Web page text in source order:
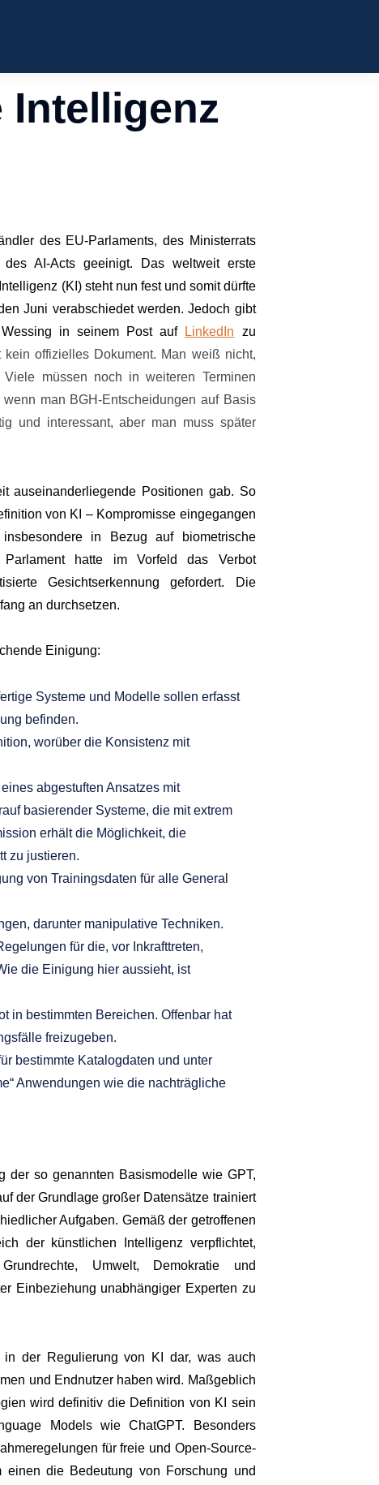
Intelligenz
des EU-Parlaments, des Ministerrats
AI-Acts geeinigt. Das weltweit erste
(KI) steht nun fest und somit dürfte
Juni verabschiedet werden. Jedoch gibt
in seinem Post auf
LinkedIn zu
offizielles Dokument. Man weiß nicht,
müssen noch in weiteren Terminen
man BGH-Entscheidungen auf Basis
und interessant, aber man muss später
auseinanderliegende Positionen gab. So
von KI – Kompromisse eingegangen
in Bezug auf biometrische
hatte im Vorfeld das Verbot
Gesichtserkennung gefordert. Die
an durchsetzen.
Einigung:
Systeme und Modelle sollen erfasst
befinden.
worüber die Konsistenz mit
abgestuften Ansatzes mit
basierender Systeme, die mit extrem
erhält die Möglichkeit, die
zu justieren.
von Trainingsdaten für alle General
darunter manipulative Techniken.
für die, vor Inkrafttreten,
die Einigung hier aussieht, ist
in bestimmten Bereichen. Offenbar hat
freizugeben.
bestimmte Katalogdaten und unter
Anwendungen wie die nachträgliche
der so genannten Basismodelle wie GPT,
der Grundlage großer Datensätze trainiert
Aufgaben. Gemäß der getroffenen
der künstlichen Intelligenz verpflichtet,
Umwelt, Demokratie und
Einbeziehung unabhängiger Experten zu
in der Regulierung von KI dar, was auch
und Endnutzer haben wird. Maßgeblich
wird definitiv die Definition von KI sein
Models wie ChatGPT. Besonders
für freie und Open-Source-
einen die Bedeutung von Forschung und